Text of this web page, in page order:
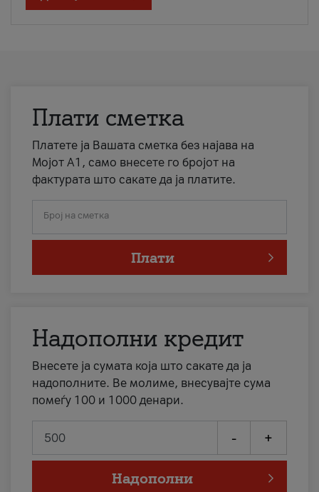
Плати сметка
Платете ја Вашата сметка без најава на
Мојот А1, само внесете го бројот на
фактурата што сакате да ја платите.
Број на сметка
Плати
Надополни кредит
Внесете ја сумата која што сакате да ја
надополните. Ве молиме, внесувајте сума
помеѓу 100 и 1000 денари.
- +
Надополни